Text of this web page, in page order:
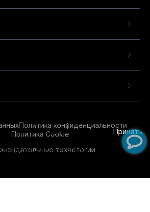
Политика конфиденциальности
Политика Cookie
технологии
Продолжая использовать
с использованием
дополнительной
Принять